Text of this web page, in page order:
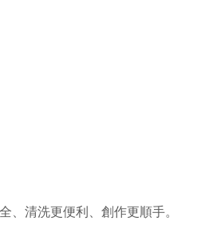
清洗更便利、創作更順手。